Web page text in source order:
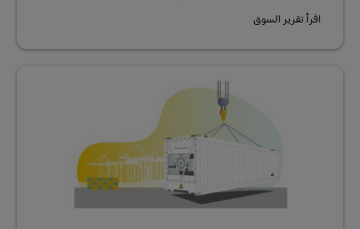
اقرأ تقرير السوق